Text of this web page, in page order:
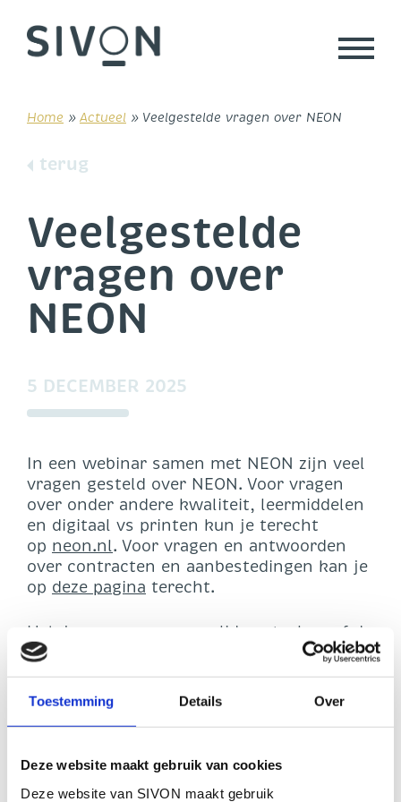
Toestemming Details Over
Deze website maakt gebruik van cookies
Deze website van SIVON maakt gebruik
content
Home » Actueel » Veelgestelde vragen over NEON
terug
Veelgestelde
vragen over
NEON
5 DECEMBER 2025
In een webinar samen met NEON zijn veel
vragen gesteld over NEON. Voor vragen
over onder andere kwaliteit, leermiddelen
en digitaal vs printen kun je terecht
op neon.nl. Voor vragen en antwoorden
over contracten en aanbestedingen kan je
op deze pagina terecht.
Heb je nog vragen over lidmaatschap of de
leermiddelen die niet in de veelgestelde
vragen staan? Dan kunt je contact
opnemen met NEON door een mail te
sturen naar
praten over het lidmaatschap kan je
contact met NEON opnemen.